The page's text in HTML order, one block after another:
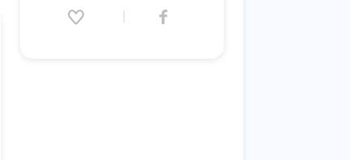
(GMT+8)